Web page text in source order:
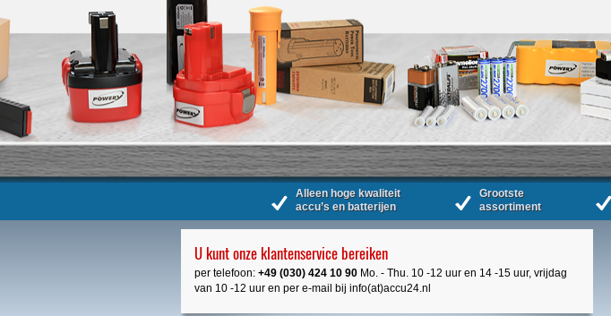
Alleen hoge kwaliteit
accu’s en batterijen
Grootste
assortiment
U kunt onze klantenservice bereiken
per telefoon: +49 (030) 424 10 90 Mo. - Thu. 10 -12 uur en 14 -15 uur, vrijdag
van 10 -12 uur en per e-mail bij info(at)accu24.nl